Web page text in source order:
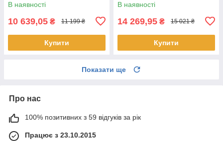
В наявності
10 639,05 ₴ 11 199 ₴
Купити
В наявності
14 269,95 ₴ 15 021 ₴
Купити
Показати ще
Про нас
100% позитивних з 59 відгуків за рік
Працює з 23.10.2015